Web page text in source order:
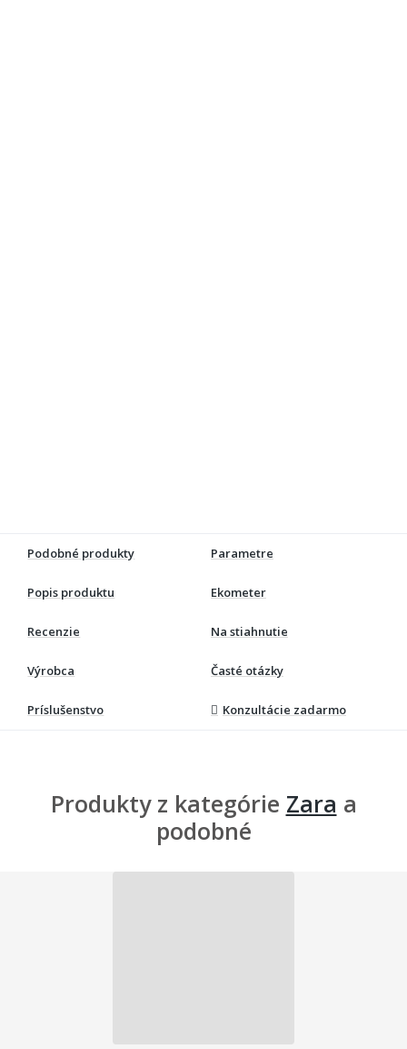
Podobné produkty Parametre
Popis produktu Ekometer
Recenzie Na stiahnutie
Výrobca Časté otázky
Príslušenstvo Konzultácie zadarmo
Produkty z kategórie Zara a
podobné